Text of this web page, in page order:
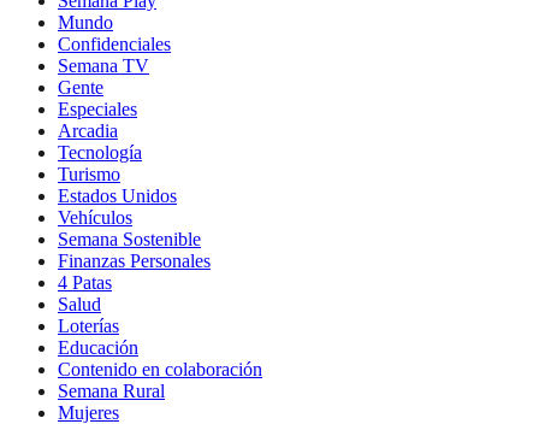
Mundo
Confidenciales
Semana TV
Gente
Especiales
Arcadia
Tecnología
Turismo
Estados Unidos
Vehículos
Semana Sostenible
Finanzas Personales
4 Patas
Salud
Loterías
Educación
Contenido en colaboración
Semana Rural
Mujeres